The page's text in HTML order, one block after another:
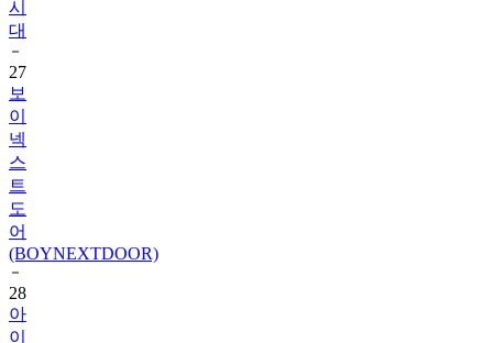
27
보
이
넥
스
트
도
어
(BOYNEXTDOOR)
28
아
이
딧